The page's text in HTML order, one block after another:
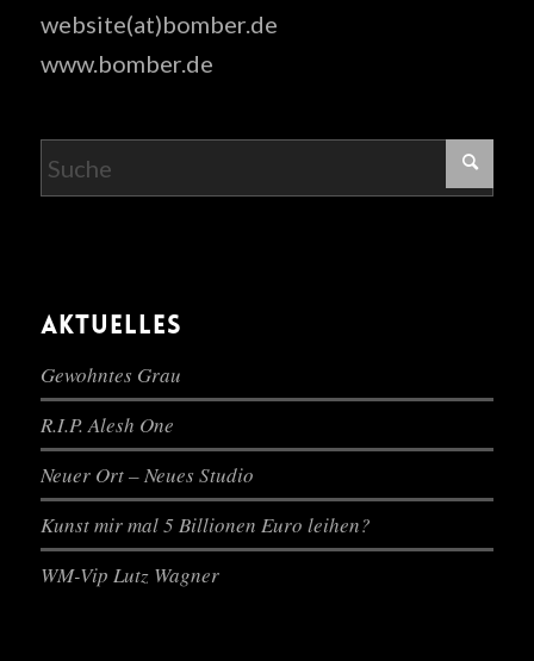
website(at)bomber.de
www.bomber.de
AKTUELLES
Gewohntes Grau
R.I.P. Alesh One
Neuer Ort – Neues Studio
Kunst mir mal 5 Billionen Euro leihen?
WM-Vip Lutz Wagner